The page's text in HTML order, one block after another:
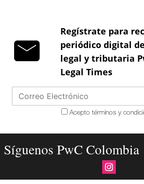
Regístrate para
periódico digital
legal y tributaria
Legal Times
Acepto términos y
Síguenos PwC Colombia